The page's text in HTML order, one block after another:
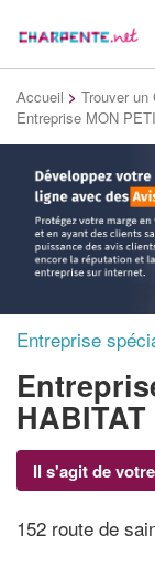
Accueil > Trouver un
Entreprise MON
Entreprise
HABITAT
Il s'agit de
152 route de